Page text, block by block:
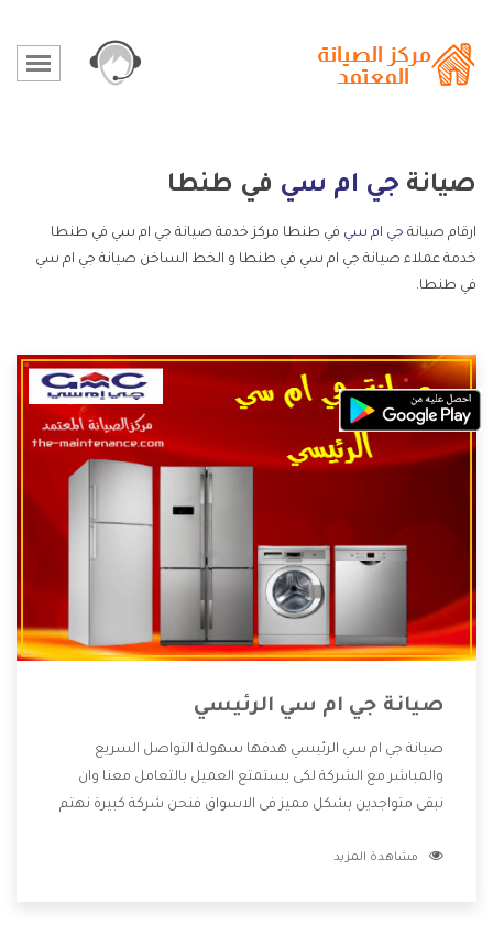
صيانة جي ام سي في طنطا
ارقام صيانة جي ام سي في طنطا مركز خدمة صيانة جي ام سي في طنطا
خدمة عملاء صيانة جي ام سي في طنطا و الخط الساخن صيانة جي ام سي
في طنطا.
صيانة جي ام سي الرئيسي
صيانة جي ام سي الرئيسي هدفها سهولة التواصل السريع
والمباشر مع الشركة لكى يستمتع العميل بالتعامل معنا وان
نبقى متواجدين بشكل مميز فى الاسواق فنحن شركة كبيرة نهتم
الشركة بها والتى تكون منها خدمة الصيانة التى تكون من أهم
مشاهدة المزيد